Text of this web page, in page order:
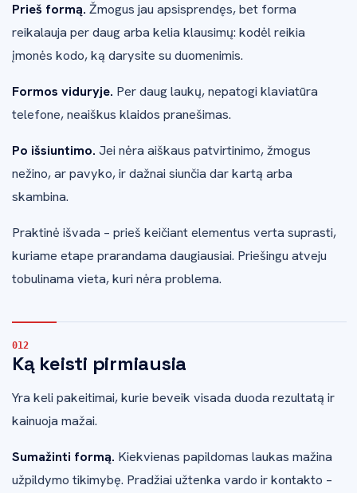
Prieš formą. Žmogus jau apsisprendęs, bet forma
reikalauja per daug arba kelia klausimų: kodėl reikia
įmonės kodo, ką darysite su duomenimis.
Formos viduryje. Per daug laukų, nepatogi klaviatūra
telefone, neaiškus klaidos pranešimas.
Po išsiuntimo. Jei nėra aiškaus patvirtinimo, žmogus
nežino, ar pavyko, ir dažnai siunčia dar kartą arba
skambina.
Praktinė išvada – prieš keičiant elementus verta suprasti,
kuriame etape prarandama daugiausiai. Priešingu atveju
tobulinama vieta, kuri nėra problema.
Ką keisti pirmiausia
Yra keli pakeitimai, kurie beveik visada duoda rezultatą ir
kainuoja mažai.
Sumažinti formą. Kiekvienas papildomas laukas mažina
užpildymo tikimybę. Pradžiai užtenka vardo ir kontakto –